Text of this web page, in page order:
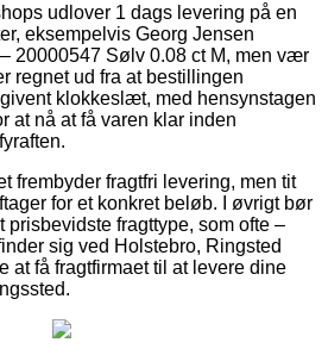
udlover 1 dags levering på en
eksempelvis Georg Jensen
20000547 Sølv 0.08 ct M, men vær
regnet ud fra at bestillingen
klokkeslæt, med hensynstagen
at nå at få varen klar inden
frembyder fragtfri levering, men tit
for et konkret beløb. I øvrigt bør
fragttype, som ofte –
sig ved Holstebro, Ringsted
at få fragtfirmaet til at levere dine